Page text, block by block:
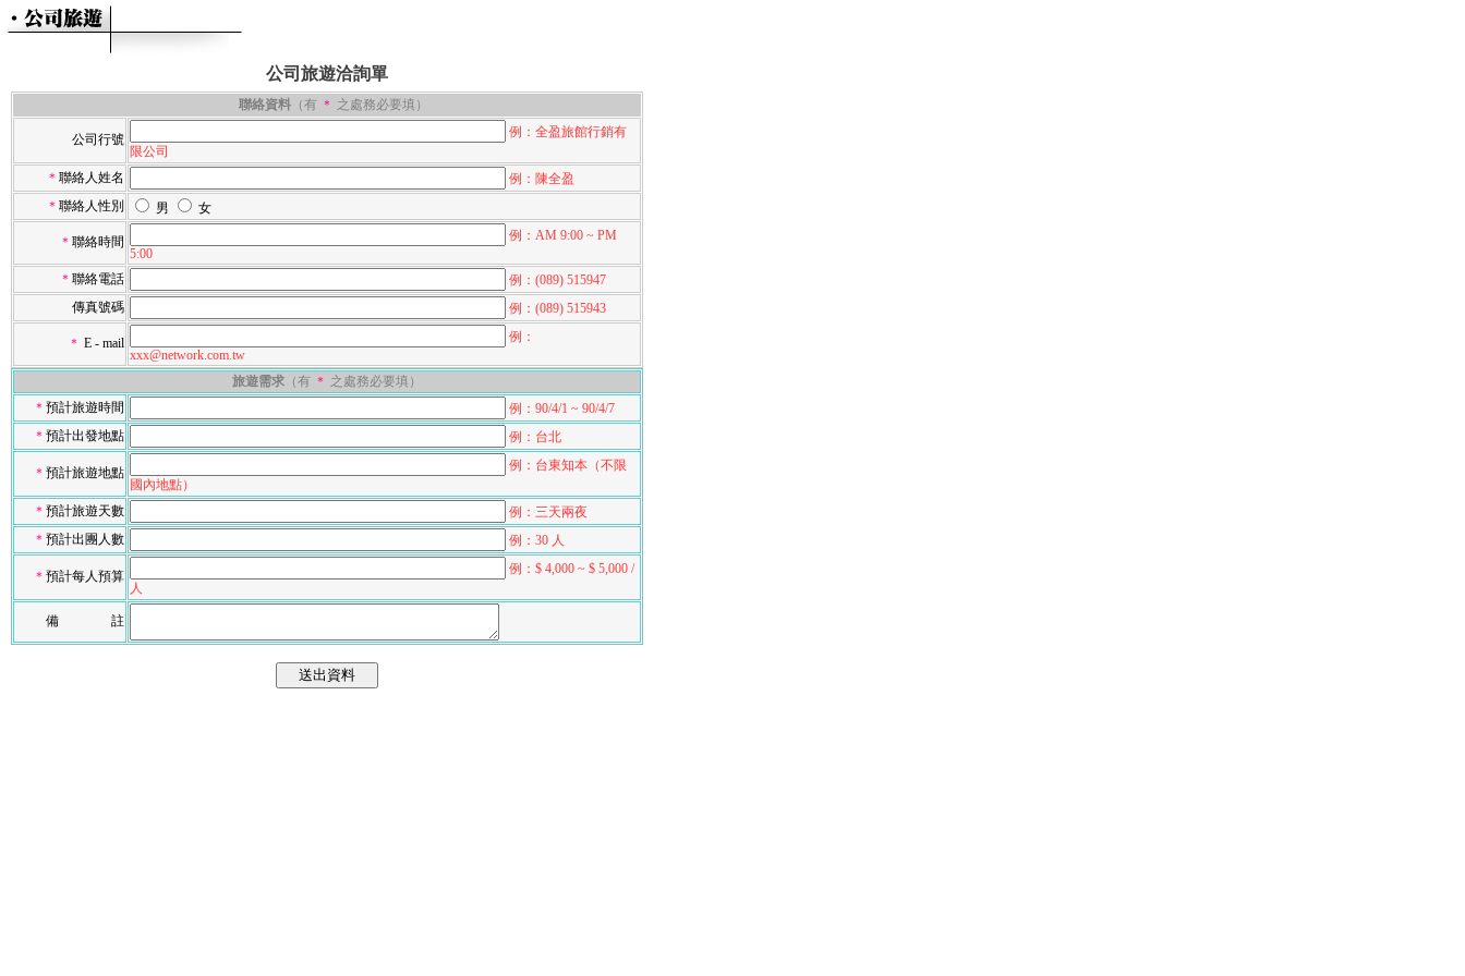
公司旅遊洽詢單
聯絡資料 （有 ＊ 之處務必要填）
公司行號
例：全盈旅館行銷有
限公司
＊ 聯絡人姓名
例：陳全盈
＊ 聯絡人性別 男 女
＊ 聯絡時間
例：AM 9:00 ~ PM
5:00
＊ 聯絡電話
例：(089) 515947
傳真號碼
例：(089) 515943
＊ E - mail
例：
xxx@network.com.tw
旅遊需求 （有 ＊ 之處務必要填）
＊ 預計旅遊時間
例：90/4/1 ~ 90/4/7
＊ 預計出發地點 例：台北
＊ 預計旅遊地點
例：台東知本（不限
國內地點）
＊ 預計旅遊天數
例：三天兩夜
＊ 預計出團人數 例：30 人
＊ 預計每人預算
例：$ 4,000 ~ $ 5,000 /
人
備 註